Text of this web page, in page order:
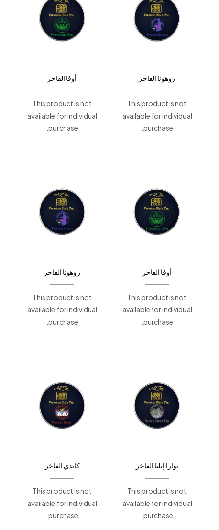
روهونا الفاخر
This product is not
available for individual
purchase.
أوفا الفاخر
This product is not
available for individual
purchase.
أوفا الفاخر
This product is not
available for individual
purchase.
روهونا الفاخر
This product is not
available for individual
purchase.
نوارا إيليا الفاخر
This product is not
available for individual
purchase.
كاندي الفاخر
This product is not
available for individual
purchase.